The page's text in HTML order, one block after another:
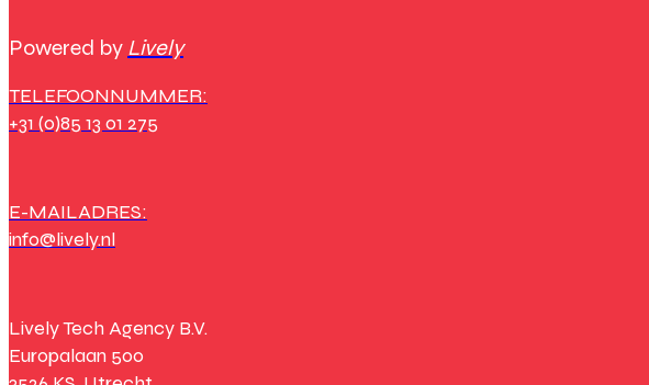
Powered by Lively
TELEFOONNUMMER:
+31 (0)85 13 01 275
E-MAILADRES:
info@lively.nl
Lively Tech Agency B.V.
Europalaan 500